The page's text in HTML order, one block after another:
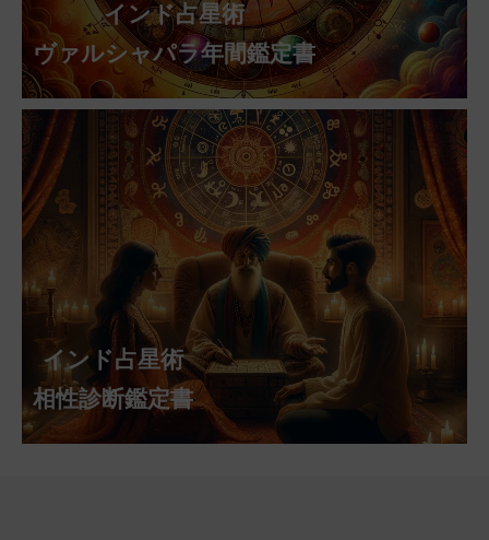
インド占星術
ヴァルシャパラ年間鑑定書
インド占星術
相性診断鑑定書